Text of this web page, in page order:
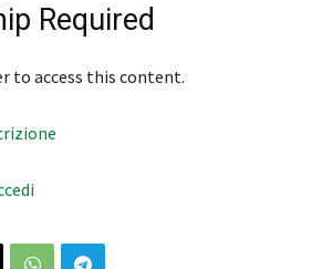
Required
to access this content.